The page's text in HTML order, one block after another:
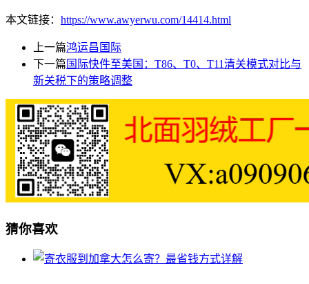
本文链接： https://www.awyerwu.com/14414.html
上一篇鸿运昌国际
下一篇 ​​国际快件至美国：T86、T0、T11清关模式对比与
新关税下的策略调整​
猜你喜欢